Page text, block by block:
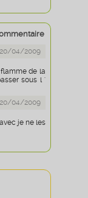
04/2009
de la
sous l '
04/2009
je ne les